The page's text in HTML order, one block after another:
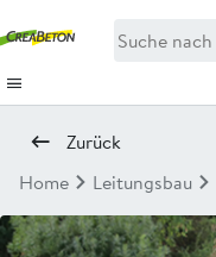
Zurück
Home
Leitungsbau